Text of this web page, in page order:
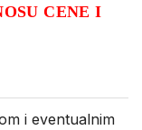
CENE I
i eventualnim